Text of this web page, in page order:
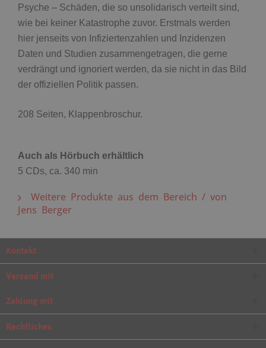
Psyche – Schäden, die so unsolidarisch verteilt sind,
wie bei keiner Katastrophe zuvor. Erstmals werden
hier jenseits von Infiziertenzahlen und Inzidenzen
Daten und Studien zusammengetragen, die gerne
verdrängt und ignoriert werden, da sie nicht in das Bild
der offiziellen Politik passen.
208 Seiten, Klappenbroschur.
Auch als Hörbuch erhältlich
5 CDs, ca. 340 min
Weitere Produkte aus dem Bereich / von
Jens Berger
Kontakt
Versand mit
Zahlung mit
Rechtliches